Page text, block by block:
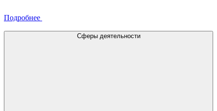
Подробнее
Сферы деятельности